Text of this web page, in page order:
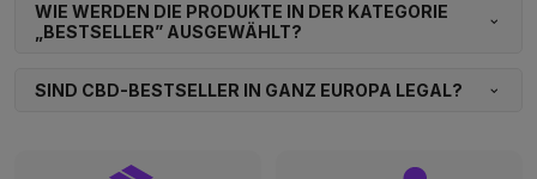
WIE WERDEN DIE PRODUKTE IN DER KATEGORIE
„BESTSELLER” AUSGEWÄHLT?
SIND CBD-BESTSELLER IN GANZ EUROPA LEGAL?